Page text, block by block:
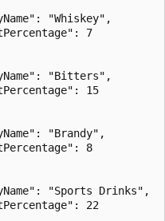
"Whiskey",
7
"Bitters",
15
"Brandy",
8
"Sports Drinks",
22